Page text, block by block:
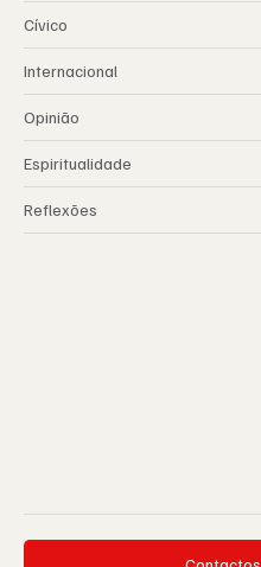
Cívico
Internacional
Opinião
Espiritualidade
Reflexões